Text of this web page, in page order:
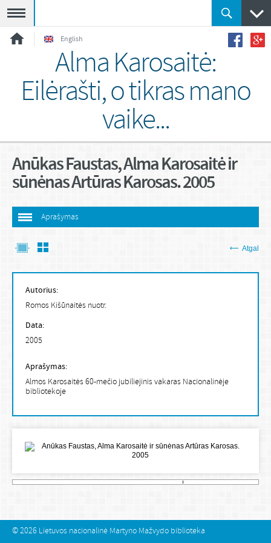
English
Alma Karosaitė:
Eilėrašti, o tikras mano
vaike...
Anūkas Faustas, Alma Karosaitė ir
sūnėnas Artūras Karosas. 2005
Aprašymas
Atgal
Autorius:
Romos Kišūnaitės nuotr.
Data:
2005
Aprašymas:
Almos Karosaitės 60-mečio jubiliejinis vakaras Nacionalinėje
bibliotekoje
© 2026 Lietuvos nacionalinė Martyno Mažvydo biblioteka